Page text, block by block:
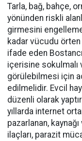
Tarla, bağ, bahçe,
yönünden riskli
girmesini
kadar vücudu
ifade eden
içerisine sokulmalı
görülebilmesi için
edilmelidir. Evcil
düzenli olarak
yıllarda internet
pazarlanan,
ilaçları, parazit